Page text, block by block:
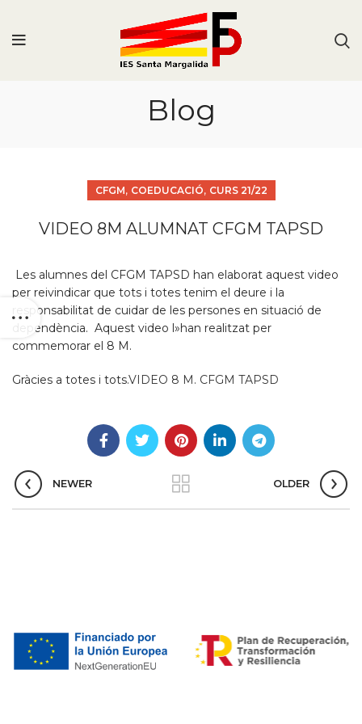
Blog
CFGM, COEDUCACIÓ, CURS 21/22
VIDEO 8M ALUMNAT CFGM TAPSD
Les alumnes del CFGM TAPSD han elaborat aquest video
per reivindicar que tots i totes tenim el deure i la
responsabilitat de cuidar de les persones en situació de
dependència. Aquest video l»han realitzat per
commemorar el 8 M.
Gràcies a totes i tots.VIDEO 8 M. CFGM TAPSD
NEWER OLDER